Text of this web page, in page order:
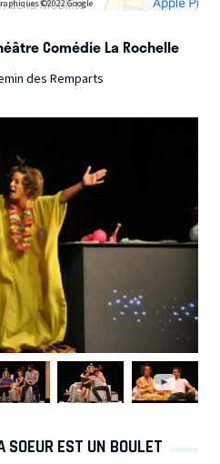
©2022 Google
Comédie La Rochelle
des Remparts
EST UN BOULET